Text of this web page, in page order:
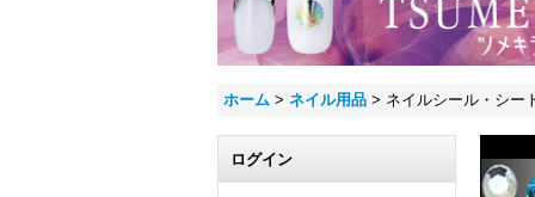
ホーム > ネイル用品 > ネイルシール・シー
ログイン